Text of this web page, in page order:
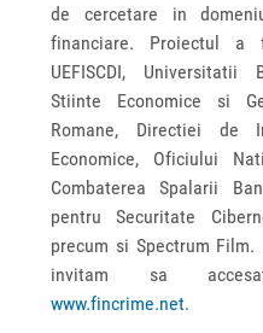
de cercetare in
financiare. Proiectul a
UEFISCDI, Universitatii
Stiinte Economice si
Romane, Directiei de
Economice, Oficiului
Combaterea Spalarii
pentru Securitate
precum si Spectrum
invitam sa
www.fincrime.net.